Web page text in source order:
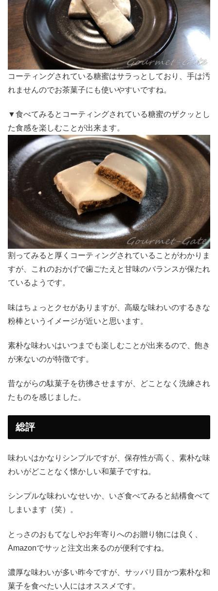
コーティングされている糖蜜はサラっとしており、手は汚
れませんのでお茶菓子にも使いやすいですね。
▼食べてみるとコーティングされている糖蜜のザクッとし
た食感を楽しむことが出来ます。
割ってみると厚くコーティングされていることがわかりま
すが、これのおかげで歯ごたえと甘味のバランスが保たれ
ているようです。
味はちょっとクセがありますが、高級な味わいのするきな
粉棒というイメージが近いと思います。
素朴な味わいはいつまでも楽しむことが出来るので、飽き
が来ないのが特徴です。
昔ながらの駄菓子を彷彿させますが、どことなく洗練され
たものを感じました。
総評
味わいはかなりシンプルですが、保存性が高く、素朴な味
わいがどことなく懐かしい和菓子ですね。
シンプルな味わいなせいか、いざ食べてみると結構食べて
しまいます（笑）。
とっさのおもてなしやお年寄りへのお贈り物には良く、
Amazonでサッと注文出来るのが便利ですね。
濃厚な味わいが多い昨今ですが、サッパリ目かつ素朴な和
菓子を食べたい人にはオススメです。